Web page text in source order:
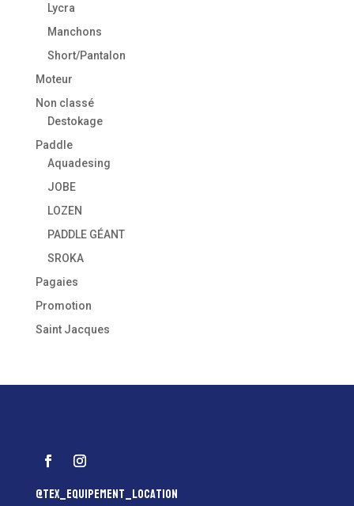
Lycra
Manchons
Short/Pantalon
Moteur
Non classé
Destokage
Paddle
Aquadesing
JOBE
LOZEN
PADDLE GÉANT
SROKA
Pagaies
Promotion
Saint Jacques
@tex_equipement_location